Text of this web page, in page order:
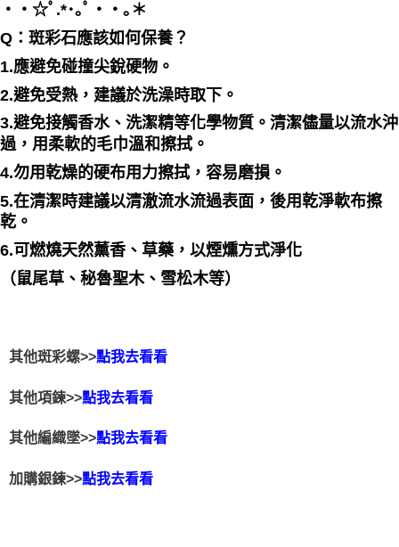
・・☆ﾟ⁠.⁠*⁠･⁠｡ﾟ・・｡＊
Q：斑彩石應該如何保養？
1.應避免碰撞尖銳硬物。
2.避免受熱，建議於洗澡時取下。
3.避免接觸香水、洗潔精等化學物質。清潔儘量以流水沖
過，用柔軟的毛巾溫和擦拭。
4.勿用乾燥的硬布用力擦拭，容易磨損。
5.在清潔時建議以清澈流水流過表面，後用乾淨軟布擦
乾。
6.可燃燒天然薰香、草藥，以煙燻方式淨化
（鼠尾草、秘魯聖木、雪松木等）
其他斑彩螺>>點我去看看
其他項鍊>>點我去看看
其他編織墜>>點我去看看
加購銀鍊>>點我去看看